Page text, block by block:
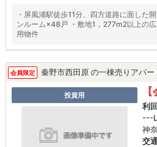
・屏風浦駅徒歩11分、四方道路に面した
ンルーム×48戸 ・敷地1，277m2以上の
用物件
会員限定 秦野市西田原 の一棟売りアパー
投資用
利
---
神
交通